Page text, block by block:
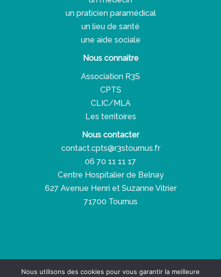
un praticien paramédical
un lieu de santé
une aide sociale
Nous connaitre
Association R3S
CPTS
CLIC/MLA
Les territoires
Nous contacter
contact.cpts@r3stournus.fr
06 70 11 11 17
Centre Hospitalier de Belnay
627 Avenue Henri et Suzanne Vitrier
71700 Tournus
Nous utilisons des cookies pour vous garantir la meilleure